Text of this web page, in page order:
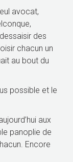
avocat,
des
chacun un
au bout du
possible et le
aux
panoplie de
Encore